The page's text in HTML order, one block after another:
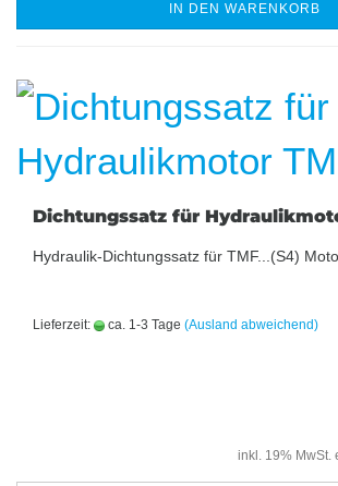
IN DEN WARENKORB
Dichtungssatz für
Hydraulik-Dichtungssatz für TMF...(S4)
Lieferzeit: ca. 1-3 Tage (Ausland abweichend)
inkl. 19% MwSt.